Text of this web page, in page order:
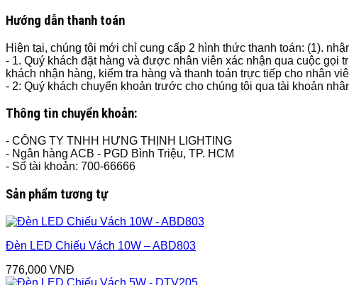
Hướng dẫn thanh toán
Hiện tại, chúng tôi mới chỉ cung cấp 2 hình thức thanh toán: (1).
- 1. Quý khách đặt hàng và được nhân viên xác nhận qua cuộc gọi
khách nhận hàng, kiểm tra hàng và thanh toán trực tiếp cho nhân
- 2: Quý khách chuyển khoản trước cho chúng tôi qua tài khoản
Thông tin chuyển khoản:
- CÔNG TY TNHH HƯNG THỊNH LIGHTING
- Ngân hàng ACB - PGD Bình Triệu, TP. HCM
- Số tài khoản: 700-66666
Sản phẩm tương tự
Đèn LED Chiếu Vách 10W – ABD803
776,000 VNĐ